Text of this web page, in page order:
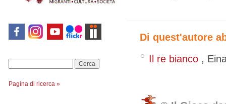
Pagina di ricerca »
Di quest'autore
Il re bianco ,